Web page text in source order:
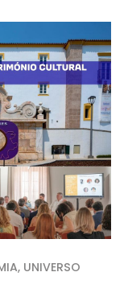
, UNIVERSO